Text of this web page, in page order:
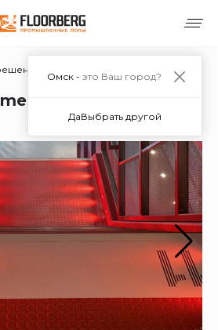
Каучуковые покрытия
926 в Омске
Омск - это Ваш город?
ДаВыбрать другой